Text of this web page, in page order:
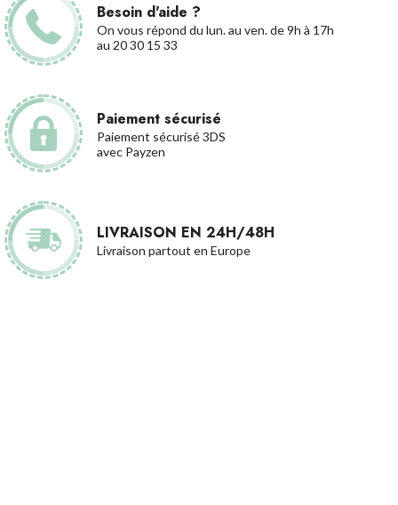
Besoin d'aide ?
On vous répond du lun. au ven. de 9h à 17h
au 20 30 15 33
Paiement sécurisé
Paiement sécurisé 3DS
avec Payzen
LIVRAISON EN 24H/48H
Livraison partout en Europe